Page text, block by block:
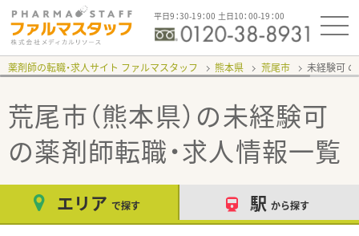
平日9：30-19：00 土日10：00-19：00
薬剤師の転職・求人サイト ファルマスタッフ 熊本県 荒尾市 未経験可
荒尾市（熊本県）の未経験可
の薬剤師転職・求人情報一覧
エリア で探す 駅 から探す